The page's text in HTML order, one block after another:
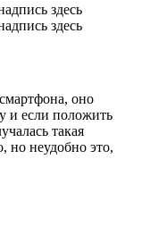
здесь
здесь
оно
и если положить
такая
но неудобно это,